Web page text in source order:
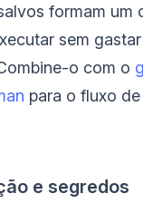
formam um
sem
o com o
para o fluxo
e segredos